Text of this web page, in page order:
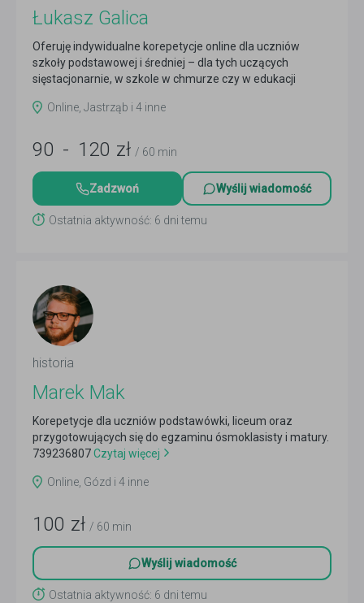
Łukasz Galica
Oferuję indywidualne korepetycje online dla uczniów
szkoły podstawowej i średniej – dla tych uczących
sięstacjonarnie, w szkole w chmurze czy w edukacji
Online, Jastrząb i 4 inne
90 - 120 zł / 60 min
Zadzwoń Wyślij wiadomość
Ostatnia aktywność: 6 dni temu
historia
Marek Mak
Korepetycje dla uczniów podstawówki, liceum oraz
przygotowujących się do egzaminu ósmoklasisty i matury.
739236807Czytaj więcej
Online, Gózd i 4 inne
100 zł / 60 min
Wyślij wiadomość
Ostatnia aktywność: 6 dni temu